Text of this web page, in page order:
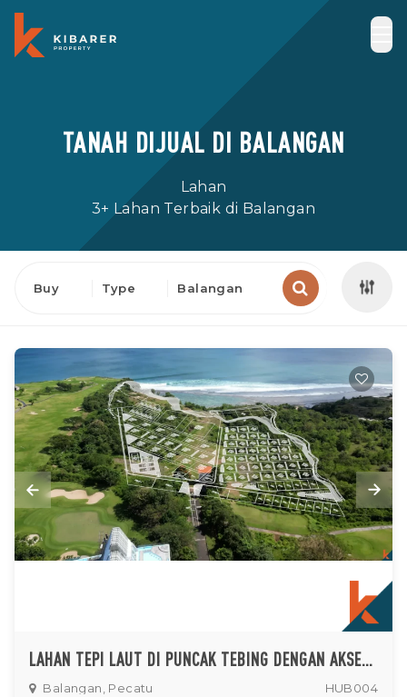
TANAH DIJUAL DI BALANGAN
Lahan
3+ Lahan Terbaik di Balangan
Buy Type Balangan
LAHAN TEPI LAUT DI PUNCAK TEBING DENGAN AKSES PANTAI LANGSUNG DIJUAL DI BALANGAN
Balangan, Pecatu HUB004